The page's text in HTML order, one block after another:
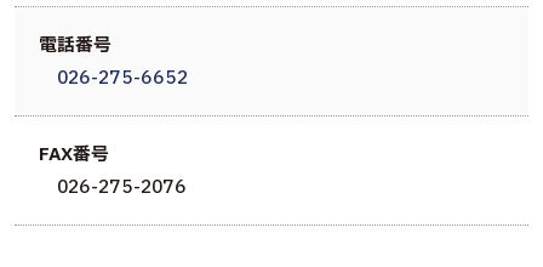
電話番号
026-275-6652
FAX番号
026-275-2076